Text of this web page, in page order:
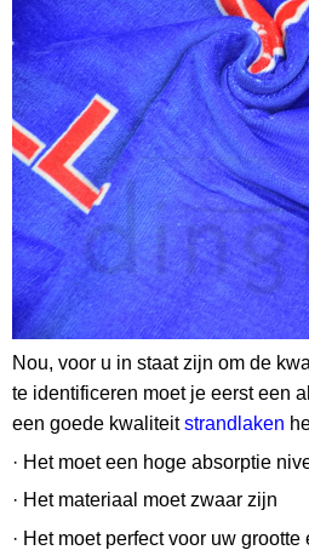
Nou, voor u in staat zijn om de
te identificeren moet je eerst een
een goede kwaliteitstrandlaken
· Het moet een hoge absorptie
· Het materiaal moet zwaar zijn
· Het moet perfect voor uw